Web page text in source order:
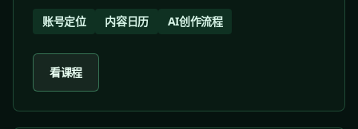
账号定位 内容日历 AI创作流程
看课程